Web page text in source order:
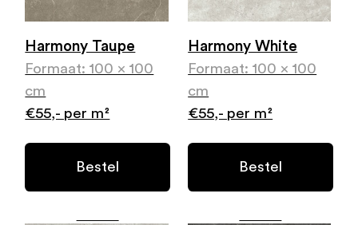
Harmony Taupe
Formaat: 100 x 100
cm
€55,- per m²
Bestel
Harmony White
Formaat: 100 x 100
cm
€55,- per m²
Bestel